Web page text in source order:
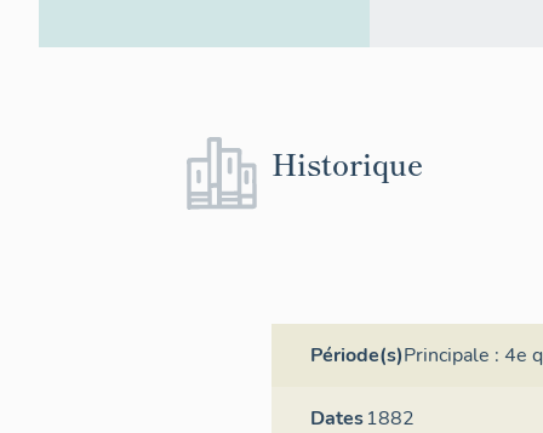
Historique
Période(s)Principale : 4e
Dates1882